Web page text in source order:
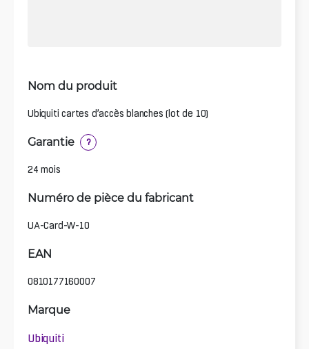
Nom du produit
Ubiquiti cartes d’accès blanches (lot de 10)
Garantie ?
24 mois
Numéro de pièce du fabricant
UA-Card-W-10
EAN
0810177160007
Marque
Ubiquiti